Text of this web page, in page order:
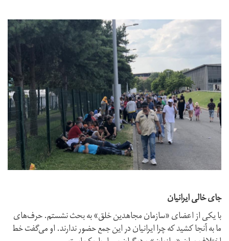
جای خالی ایرانیان
با یکی از اعضای «سازمان مجاهدین خلق» به بحث نشستم. حرف‌های
ما به آنجا کشید که چرا ایرانیان در این جمع حضور ندارند. او می‌گفت خط